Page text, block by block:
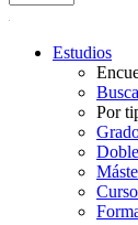
Estudios
Por